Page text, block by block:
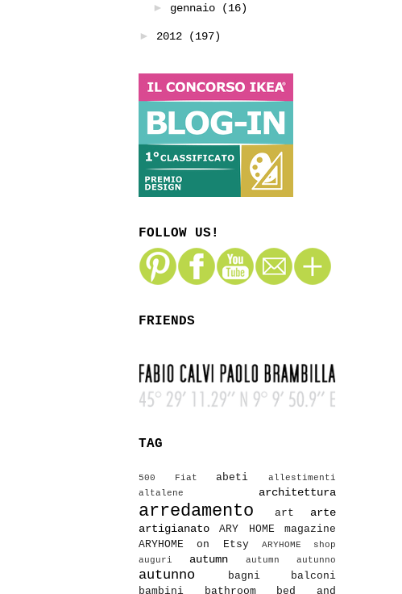
► gennaio (16)
► 2012 (197)
FOLLOW US!
FRIENDS
TAG
500 Fiat abeti
allestimenti
altalene
architettura
arredamento art
arte
artigianato
ARY HOME magazine
ARYHOME on Etsy
ARYHOME shop
auguri
autumn autumn autunno
autunno bagni
balconi
bambini
bathroom bed and